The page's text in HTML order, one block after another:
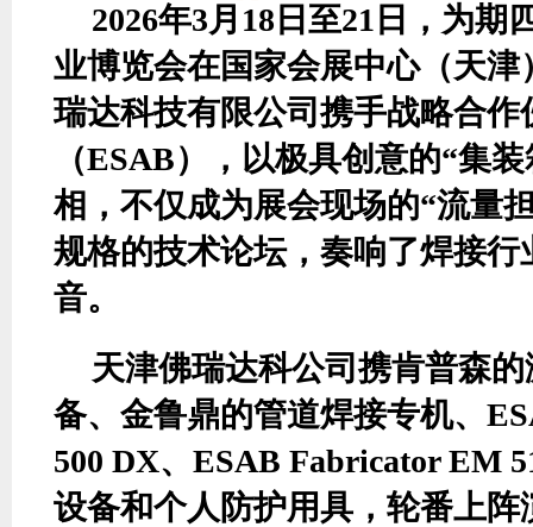
2026年3月18日至21日，为期
业博览会在国家会展中心（天
瑞达科技有限公司携手战略合作
（ESAB），以极具创意的“集
相，不仅成为展会现场的“流量
规格的技术论坛，奏响了焊接行
音。
天津佛瑞达科公司携肯普森
备、金鲁鼎的管道焊接专机、
500 DX、 ESAB Fabricator EM
设备和个人防护用具， 轮番上阵